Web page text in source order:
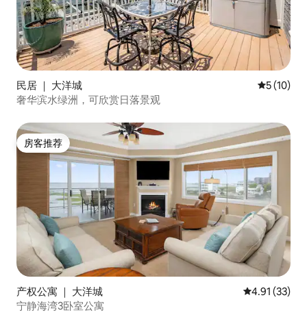
民居 ｜ 大洋城 平均评分
5 (10)
奢华滨水绿洲，可欣赏日落景观
房客推荐
房客推荐
产权公寓 ｜ 大洋城 平均评分
4.91 (33)
宁静海湾3卧室公寓